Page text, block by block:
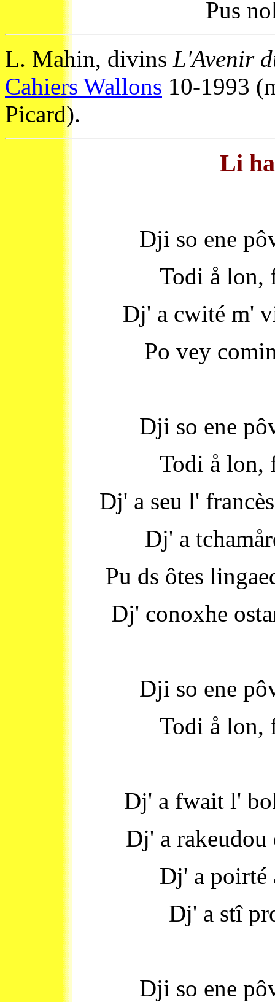
Pus
L. Mahin, divins L'Avenir
Cahiers Wallons 10-1993
Picard).
Li
Dji so ene
Todi å lon,
Dj' a cwité m'
Po vey
Dji so ene
Todi å lon,
Dj' a seu l'
Dj' a
Pu ds ôtes
Dj' conoxhe
Dji so ene
Todi å lon,
Dj' a fwait l'
Dj' a rakeudou
Dj' a poirté
Dj' a stî
Dji so ene